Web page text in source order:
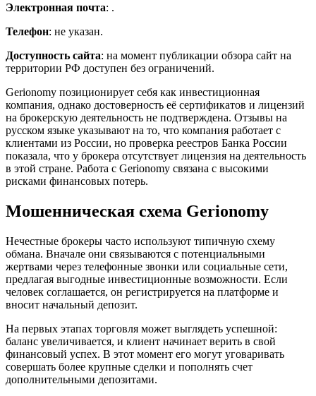
Электронная почта: .
Телефон: не указан.
Доступность сайта: на момент публикации обзора сайт на
территории РФ доступен без ограничений.
Gerionomy позиционирует себя как инвестиционная
компания, однако достоверность её сертификатов и лицензий
на брокерскую деятельность не подтверждена. Отзывы на
русском языке указывают на то, что компания работает с
клиентами из России, но проверка реестров Банка России
показала, что у брокера отсутствует лицензия на деятельность
в этой стране. Работа с Gerionomy связана с высокими
рисками финансовых потерь.
Мошенническая схема Gerionomy
Нечестные брокеры часто используют типичную схему
обмана. Вначале они связываются с потенциальными
жертвами через телефонные звонки или социальные сети,
предлагая выгодные инвестиционные возможности. Если
человек соглашается, он регистрируется на платформе и
вносит начальный депозит.
На первых этапах торговля может выглядеть успешной:
баланс увеличивается, и клиент начинает верить в свой
финансовый успех. В этот момент его могут уговаривать
совершать более крупные сделки и пополнять счет
дополнительными депозитами.